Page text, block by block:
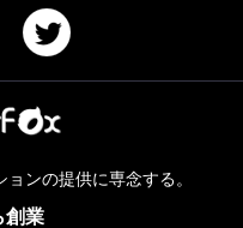
ンの提供に専念する。
創業